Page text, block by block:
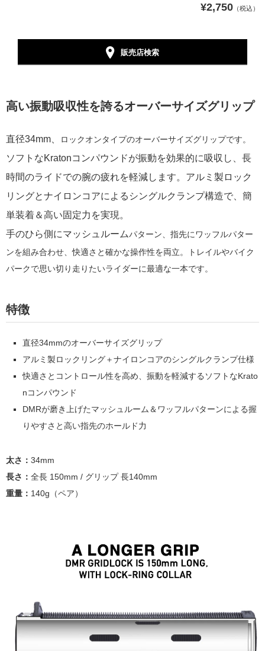
¥2,750 （税込）
販売店検索
高い振動吸収性を誇るオーバーサイズグリップ
直径34mm、 ロックオンタイプのオーバーサイズグリップです。
ソフトなKratonコンパウンドが振動を効果的に吸収し、長
時間のライドでの腕の疲れを軽減します。アルミ製ロック
リングとナイロンコアによるシングルクランプ構造で、簡
単装着＆高い固定力を実現。
手のひら側にマッシュルームパターン 、指先にワッフルパター
ンを組み合わせ、快適さと確かな操作性を両立。トレイルやバイク
パークで思い切り走りたいライダーに最適な一本です。
特徴
直径34mmのオーバーサイズグリップ
アルミ製ロックリング＋ナイロンコアのシングルクランプ仕様
快適さとコントロール性を高め、振動を軽減するソフトなKrato
nコンパウンド
DMRが磨き上げたマッシュルーム＆ワッフルパターンによる握
りやすさと高い指先のホールド力
太さ： 34mm
長さ： 全長 150mm / グリップ 長140mm
重量： 140g（ペア）